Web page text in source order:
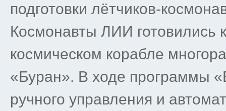
подготовки лётчиков-
Космонавты ЛИИ готовились
космическом корабле
«Буран». В ходе программы
ручного управления и